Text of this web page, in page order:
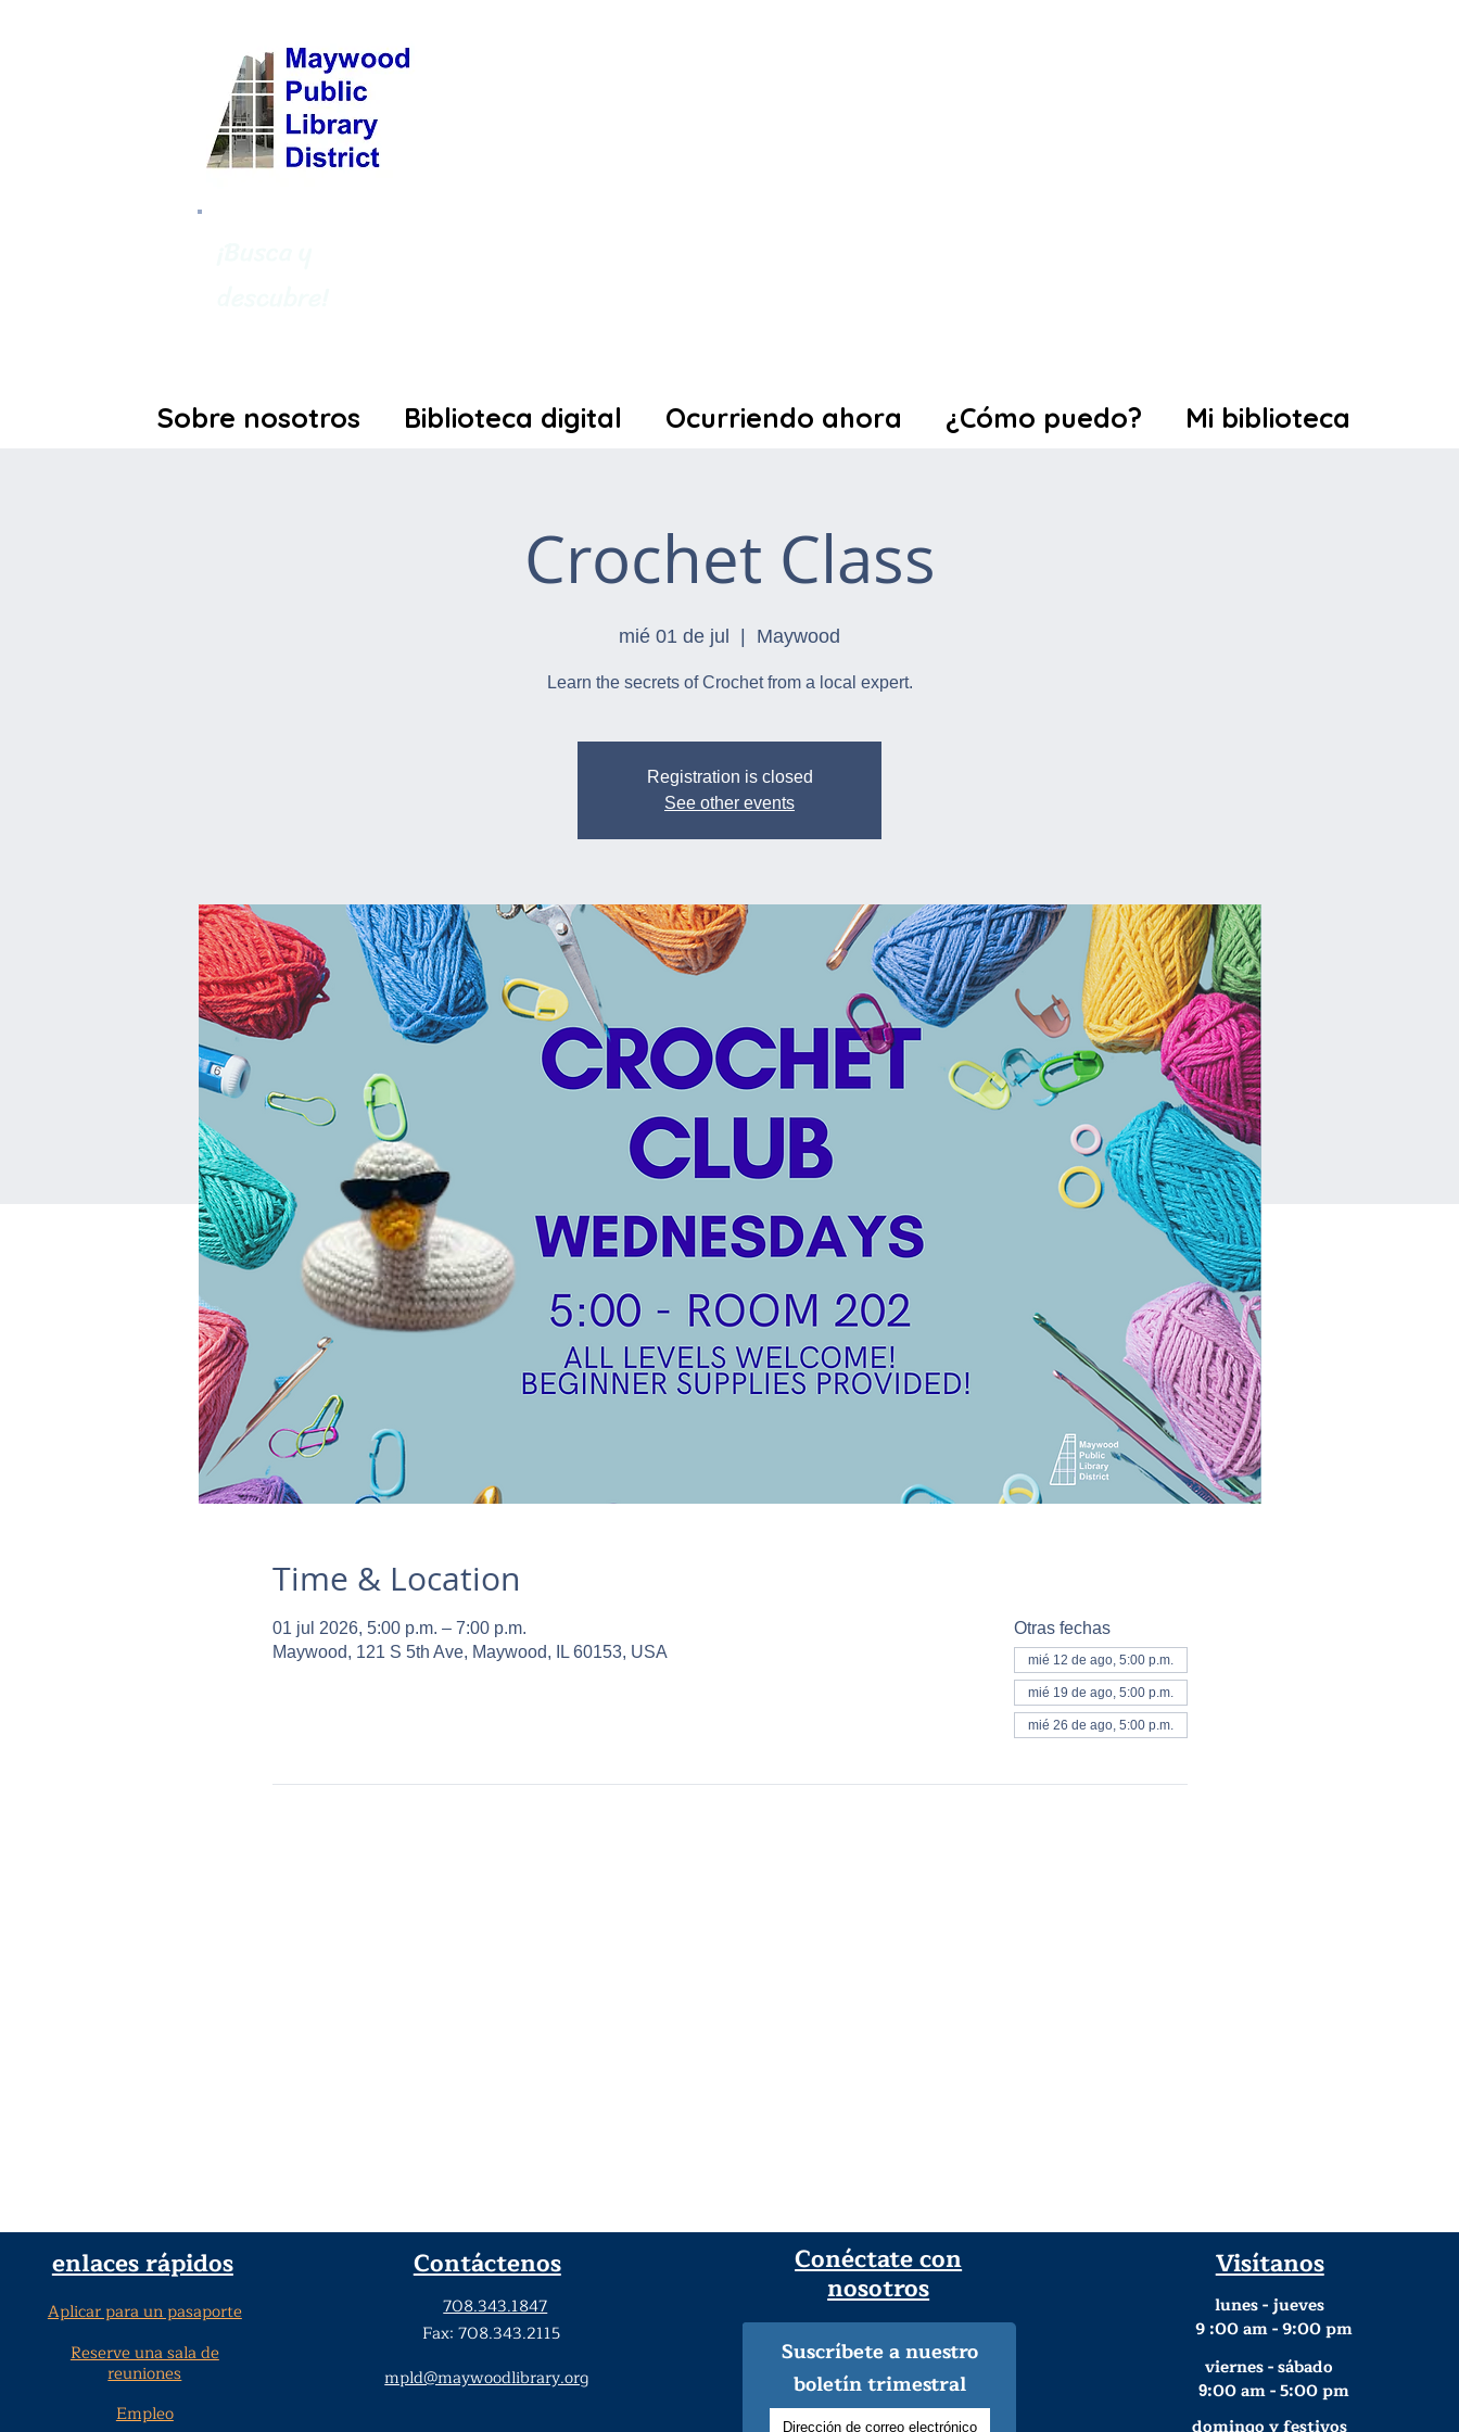
Sobre nosotros Biblioteca digital Ocurriendo ahora ¿Cómo puedo? Mi biblioteca
Crochet Class
mié 01 de jul Maywood
Learn the secrets of Crochet from a local expert.
Registration is closed
See other events
Time & Location
01 jul 2026, 5:00 p.m. – 7:00 p.m.
Maywood, 121 S 5th Ave, Maywood, IL 60153, USA
Otras fechas
mié 12 de ago, 5:00 p.m.
mié 19 de ago, 5:00 p.m.
mié 26 de ago, 5:00 p.m.
enlaces rápidos
Aplicar para un pasaporte
Reserve una sala de
reuniones
Empleo
Contáctenos
708.343.1847
Fax: 708.343.2115
mpld@maywoodlibrary.org
Conéctate con
nosotros
Suscríbete a nuestro
boletín trimestral
Visítanos
lunes - jueves
9 :00 am - 9:00 pm
viernes - sábado
9:00 am - 5:00 pm